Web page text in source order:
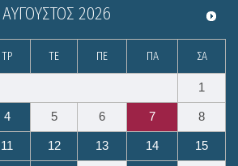
ΑΎΓΟΥΣΤΟΣ 2026
ΤΡ ΤΕ ΠΕ ΠΑ ΣΑ
1
4 5 6 7 8
11 12 13 14 15